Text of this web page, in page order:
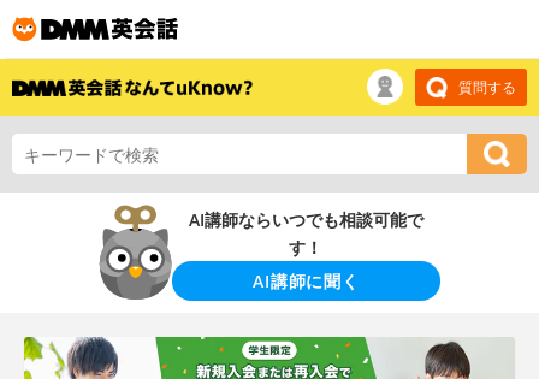
質問する
AI講師ならいつでも相談可能で
す！
AI講師に聞く